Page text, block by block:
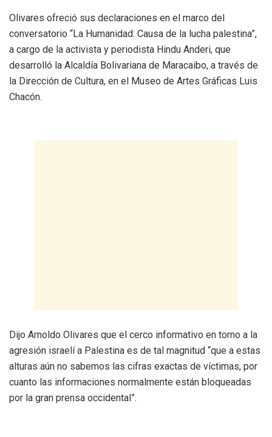
Olivares ofreció sus declaraciones en el marco del
conversatorio “La Humanidad: Causa de la lucha palestina”,
a cargo de la activista y periodista Hindu Anderi, que
desarrolló la Alcaldía Bolivariana de Maracaibo, a través de
la Dirección de Cultura, en el Museo de Artes Gráficas Luis
Chacón.
Dijo Arnoldo Olivares que el cerco informativo en torno a la
agresión israelí a Palestina es de tal magnitud “que a estas
alturas aún no sabemos las cifras exactas de víctimas, por
cuanto las informaciones normalmente están bloqueadas
por la gran prensa occidental”.